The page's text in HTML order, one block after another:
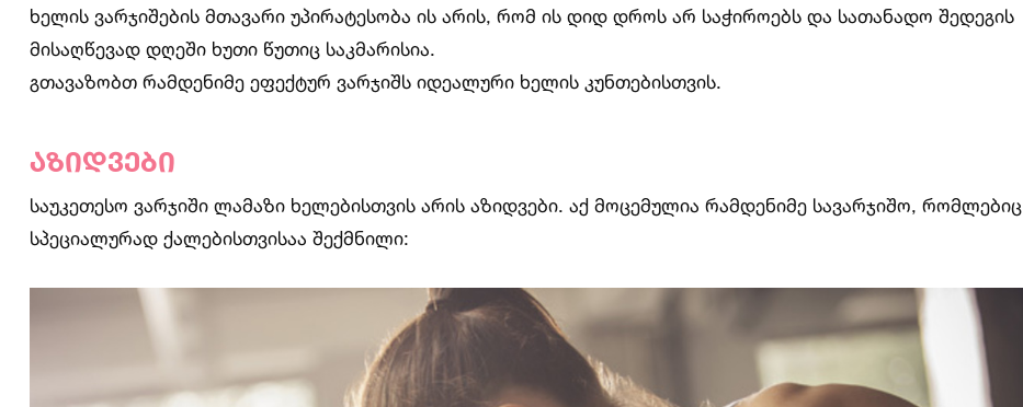
ხელის ვარჯიშების მთავარი უპირატესობა ის არის, რომ ის დიდ დროს არ საჭიროებს და სათანადო შედეგის
მისაღწევად დღეში ხუთი წუთიც საკმარისია.
გთავაზობთ რამდენიმე ეფექტურ ვარჯიშს იდეალური ხელის კუნთებისთვის.
აზიდვები
საუკეთესო ვარჯიში ლამაზი ხელებისთვის არის აზიდვები. აქ მოცემულია რამდენიმე სავარჯიშო, რომლებიც
სპეციალურად ქალებისთვისაა შექმნილი: